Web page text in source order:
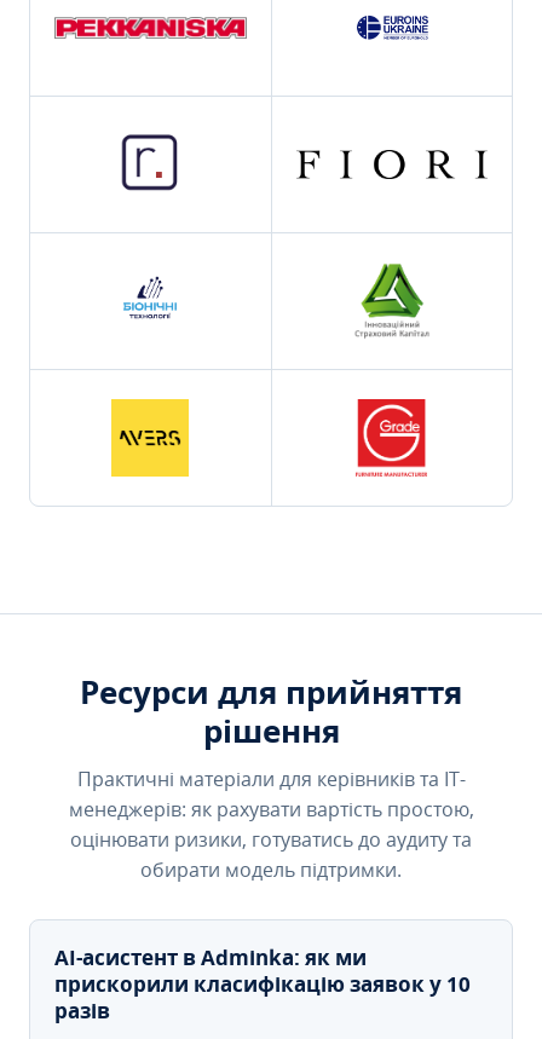
Ресурси для прийняття
рішення
Практичні матеріали для керівників та IT-
менеджерів: як рахувати вартість простою,
оцінювати ризики, готуватись до аудиту та
обирати модель підтримки.
AI-асистент в Adminka: як ми
прискорили класифікацію заявок у 10
разів